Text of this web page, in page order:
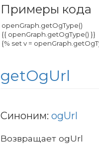
Примеры кода
getOgUrl
Синоним: ogUrl
Возвращает ogUrl